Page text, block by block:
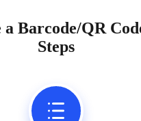
a Barcode/QR
Steps